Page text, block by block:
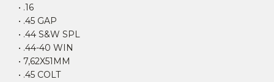
• .16
• .45 GAP
• .44 S&W SPL
• .44-40 WIN
• 7,62X51MM
• .45 COLT